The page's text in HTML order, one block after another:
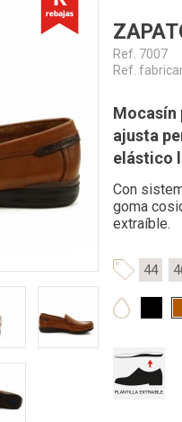
Ref. 7007
Ref.
Mocasín
ajusta
elástico
Con
goma
extraíble.
44